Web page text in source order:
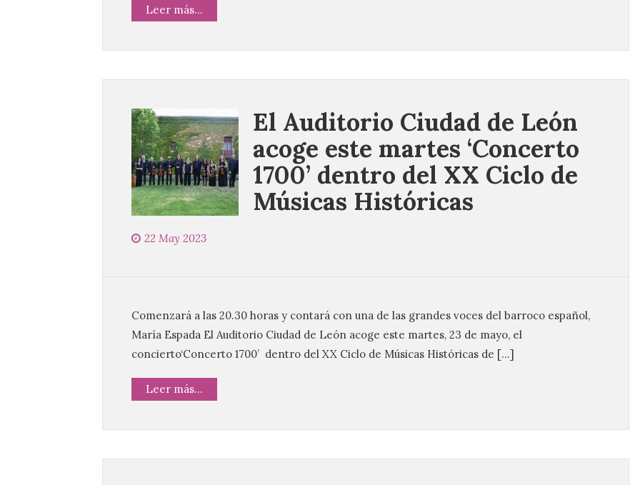
Leer más...
El Auditorio Ciudad de León
acoge este martes ‘Concerto
1700’ dentro del XX Ciclo de
Músicas Históricas
22 May 2023
Comenzará a las 20.30 horas y contará con una de las grandes voces del barroco español,
María Espada El Auditorio Ciudad de León acoge este martes, 23 de mayo, el
concierto‘Concerto 1700’ dentro del XX Ciclo de Músicas Históricas de […]
Leer más...